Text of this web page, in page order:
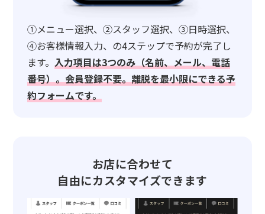
①メニュー選択、②スタッフ選択、③日時選択、
④お客様情報入力、の4ステップで予約が完了し
ます。入力項目は3つのみ（名前、メール、電話
番号）。会員登録不要。離脱を最小限にできる予
約フォームです。
お店に合わせて
自由にカスタマイズできます